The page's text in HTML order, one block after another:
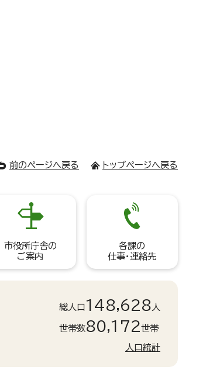
前のページへ戻る トップページへ戻る
市役所庁舎の
ご案内
各課の
仕事・連絡先
総人口 148,628 人
世帯数80,172世帯
人口統計